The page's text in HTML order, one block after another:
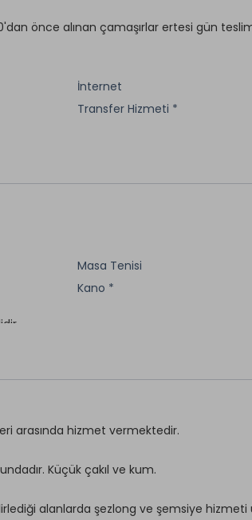
önce alınan çamaşırlar ertesi gün
İnternet
Transfer Hizmeti *
Masa Tenisi
Kano *
arasında hizmet vermektedir.
Küçük çakıl ve kum.
alanlarda şezlong ve şemsiye hizmeti